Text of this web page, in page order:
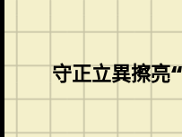
守正立異擦亮“